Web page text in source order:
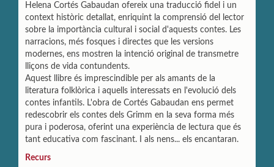
Helena Cortés Gabaudan ofereix una traducció fidel i un
context històric detallat, enriquint la comprensió del lector
sobre la importància cultural i social d'aquests contes. Les
narracions, més fosques i directes que les versions
modernes, ens mostren la intenció original de transmetre
lliçons de vida contundents.
Aquest llibre és imprescindible per als amants de la
literatura folklòrica i aquells interessats en l'evolució dels
contes infantils. L'obra de Cortés Gabaudan ens permet
redescobrir els contes dels Grimm en la seva forma més
pura i poderosa, oferint una experiència de lectura que és
tant educativa com fascinant. I als nens... els encantaran.
Recurs